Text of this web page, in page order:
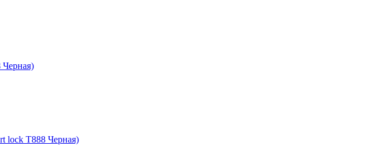
Черная)
lock T888 Черная)